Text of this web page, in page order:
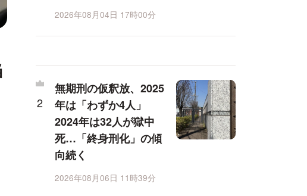
2026年08月04日 17時00分
無期刑の仮釈放、2025
年は「わずか4人」
2024年は32人が獄中
死…「終身刑化」の傾
向続く
2026年08月06日 11時39分